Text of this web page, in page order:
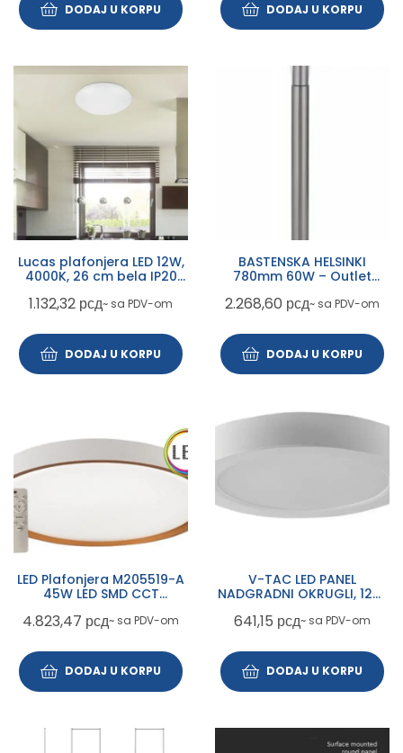
DODAJ U KORPU DODAJ U KORPU
Lucas plafonjera LED 12W,
4000K, 26 cm bela IP20
1.132,32 рсд~ sa PDV-om
DODAJ U KORPU
BASTENSKA HELSINKI
780mm 60W – Outlet
ispravna
2.268,60 рсд~ sa PDV-om
DODAJ U KORPU
LED Plafonjera M205519-A
45W LED SMD CCT
daljinskim
4.823,47 рсд~ sa PDV-om
DODAJ U KORPU
V-TAC LED PANEL
NADGRADNI OKRUGLI, 12W,
641,15 рсд~ sa PDV-om
DODAJ U KORPU